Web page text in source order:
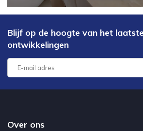
Blijf op de hoogte van het
ontwikkelingen
Over ons